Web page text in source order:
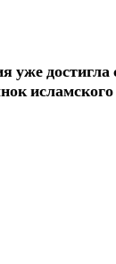
уже
исламского